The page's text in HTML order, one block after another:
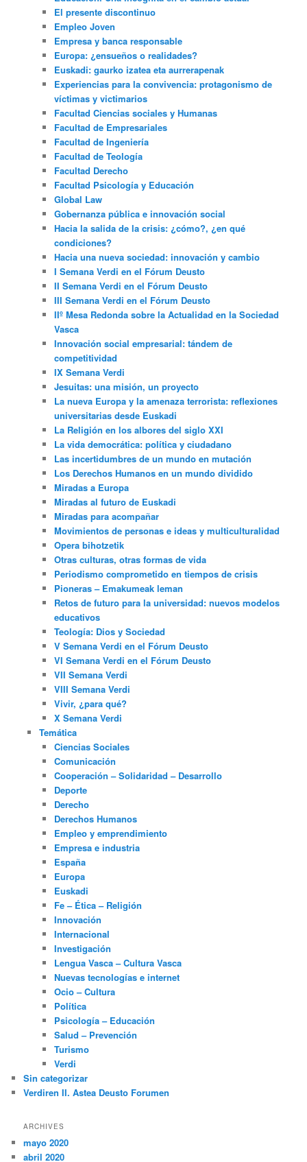
El presente discontinuo
Empleo Joven
Empresa y banca responsable
Europa: ¿ensueños o realidades?
Euskadi: gaurko izatea eta aurrerapenak
Experiencias para la convivencia: protagonismo de
víctimas y victimarios
Facultad Ciencias sociales y Humanas
Facultad de Empresariales
Facultad de Ingeniería
Facultad de Teología
Facultad Derecho
Facultad Psicología y Educación
Global Law
Gobernanza pública e innovación social
Hacia la salida de la crisis: ¿cómo?, ¿en qué
condiciones?
Hacia una nueva sociedad: innovación y cambio
I Semana Verdi en el Fórum Deusto
II Semana Verdi en el Fórum Deusto
III Semana Verdi en el Fórum Deusto
IIº Mesa Redonda sobre la Actualidad en la Sociedad
Vasca
Innovación social empresarial: tándem de
competitividad
IX Semana Verdi
Jesuitas: una misión, un proyecto
La nueva Europa y la amenaza terrorista: reflexiones
universitarias desde Euskadi
La Religión en los albores del siglo XXI
La vida democrática: política y ciudadano
Las incertidumbres de un mundo en mutación
Los Derechos Humanos en un mundo dividido
Miradas a Europa
Miradas al futuro de Euskadi
Miradas para acompañar
Movimientos de personas e ideas y multiculturalidad
Opera bihotzetik
Otras culturas, otras formas de vida
Periodismo comprometido en tiempos de crisis
Pioneras – Emakumeak leman
Retos de futuro para la universidad: nuevos modelos
educativos
Teología: Dios y Sociedad
V Semana Verdi en el Fórum Deusto
VI Semana Verdi en el Fórum Deusto
VII Semana Verdi
VIII Semana Verdi
Vivir, ¿para qué?
X Semana Verdi
Temática
Ciencias Sociales
Comunicación
Cooperación – Solidaridad – Desarrollo
Deporte
Derecho
Derechos Humanos
Empleo y emprendimiento
Empresa e industria
España
Europa
Euskadi
Fe – Ética – Religión
Innovación
Internacional
Investigación
Lengua Vasca – Cultura Vasca
Nuevas tecnologías e internet
Ocio – Cultura
Política
Psicología – Educación
Salud – Prevención
Turismo
Verdi
Sin categorizar
Verdiren II. Astea Deusto Forumen
ARCHIVES
mayo 2020
abril 2020